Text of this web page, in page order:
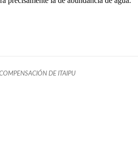
DE ITAIPU